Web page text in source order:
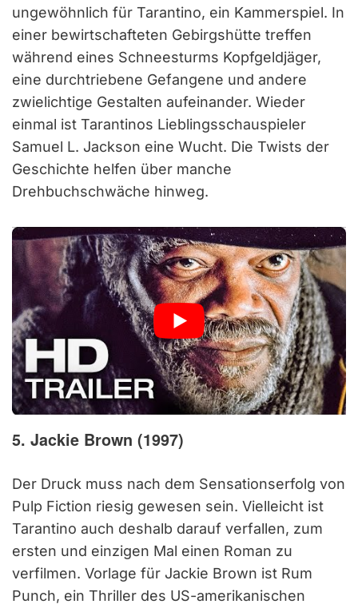
ungewöhnlich für Tarantino, ein Kammerspiel. In
einer bewirtschafteten Gebirgshütte treffen
während eines Schneesturms Kopfgeldjäger,
eine durchtriebene Gefangene und andere
zwielichtige Gestalten aufeinander. Wieder
einmal ist Tarantinos Lieblingsschauspieler
Samuel L. Jackson eine Wucht. Die Twists der
Geschichte helfen über manche
Drehbuchschwäche hinweg.
5. Jackie Brown (1997)
Der Druck muss nach dem Sensationserfolg von
Pulp Fiction riesig gewesen sein. Vielleicht ist
Tarantino auch deshalb darauf verfallen, zum
ersten und einzigen Mal einen Roman zu
verfilmen. Vorlage für Jackie Brown ist Rum
Punch, ein Thriller des US-amerikanischen